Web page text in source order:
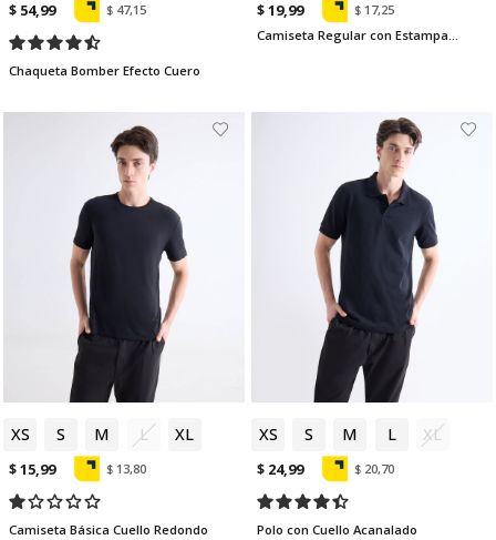
$ 54,99 $ 47,15
Chaqueta Bomber Efecto Cuero
$ 19,99
$ 17,25
Camiseta Regular con Estampado Karma
XS S M L XL
$ 15,99 $ 13,80
Camiseta Básica Cuello Redondo
XS S M L XL
$ 24,99 $ 20,70
Polo con Cuello Acanalado